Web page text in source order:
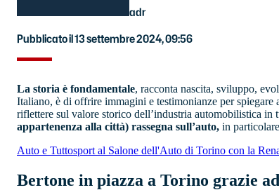
adr
Pubblicato il 13 settembre 2024, 09:56
La storia è fondamentale, racconta nascita, sviluppo,
Italiano, è di offrire immagini e testimonianze per
riflettere sul valore storico dell’industria automobilistica
appartenenza alla città) rassegna sull’auto, in
Auto e Tuttosport al Salone dell'Auto di Torino con la
Bertone in piazza a Torino grazie